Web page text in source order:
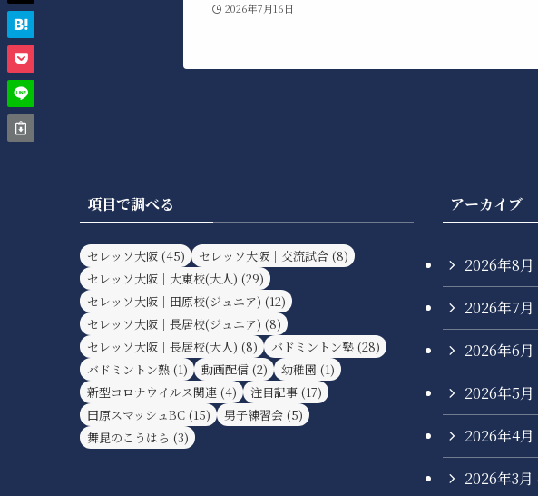
2026年7月16日
項目で調べる
セレッソ大阪 (45) セレッソ大阪｜交流試合 (8)
セレッソ大阪｜大東校(大人) (29)
セレッソ大阪｜田原校(ジュニア) (12)
セレッソ大阪｜長居校(ジュニア) (8)
セレッソ大阪｜長居校(大人) (8) バドミントン塾 (28)
バドミントン熟 (1) 動画配信 (2) 幼稚園 (1)
新型コロナウイルス関連 (4) 注目記事 (17)
田原スマッシュBC (15) 男子練習会 (5)
舞昆のこうはら (3)
アーカイブ
2026年8月
2026年7月
2026年6月
2026年5月
2026年4月
2026年3月